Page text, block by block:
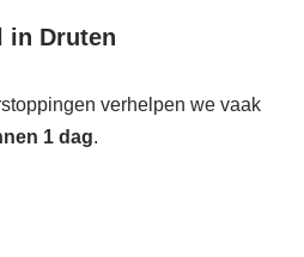
in Druten
verhelpen we vaak
1 dag.